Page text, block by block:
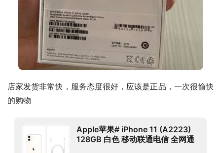
店家发货非常快，服务态度很好，应该是正品，一次很愉快
的购物
Apple苹果# iPhone 11 (A2223)
128GB 白色 移动联通电信 全网通